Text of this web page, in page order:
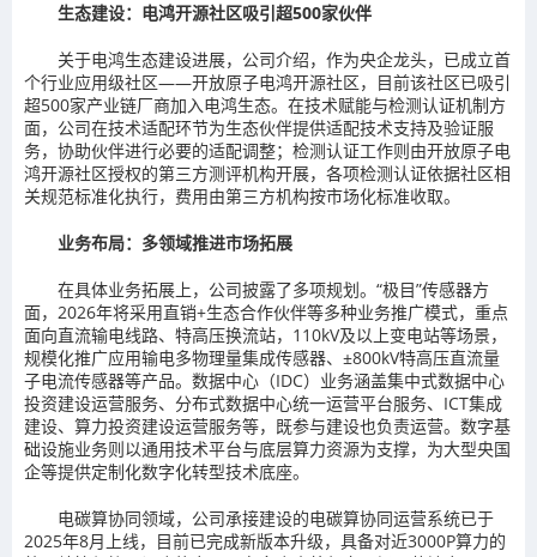
生态建设：电鸿开源社区吸引超500家伙伴
关于电鸿生态建设进展，公司介绍，作为央企龙头，已成立首
个行业应用级社区——开放原子电鸿开源社区，目前该社区已吸引
超500家产业链厂商加入电鸿生态。在技术赋能与检测认证机制方
面，公司在技术适配环节为生态伙伴提供适配技术支持及验证服
务，协助伙伴进行必要的适配调整；检测认证工作则由开放原子电
鸿开源社区授权的第三方测评机构开展，各项检测认证依据社区相
关规范标准化执行，费用由第三方机构按市场化标准收取。
业务布局：多领域推进市场拓展
在具体业务拓展上，公司披露了多项规划。“极目”传感器方
面，2026年将采用直销+生态合作伙伴等多种业务推广模式，重点
面向直流输电线路、特高压换流站，110kV及以上变电站等场景，
规模化推广应用输电多物理量集成传感器、±800kV特高压直流量
子电流传感器等产品。数据中心（IDC）业务涵盖集中式数据中心
投资建设运营服务、分布式数据中心统一运营平台服务、ICT集成
建设、算力投资建设运营服务等，既参与建设也负责运营。数字基
础设施业务则以通用技术平台与底层算力资源为支撑，为大型央国
企等提供定制化数字化转型技术底座。
电碳算协同领域，公司承接建设的电碳算协同运营系统已于
2025年8月上线，目前已完成新版本升级，具备对近3000P算力的